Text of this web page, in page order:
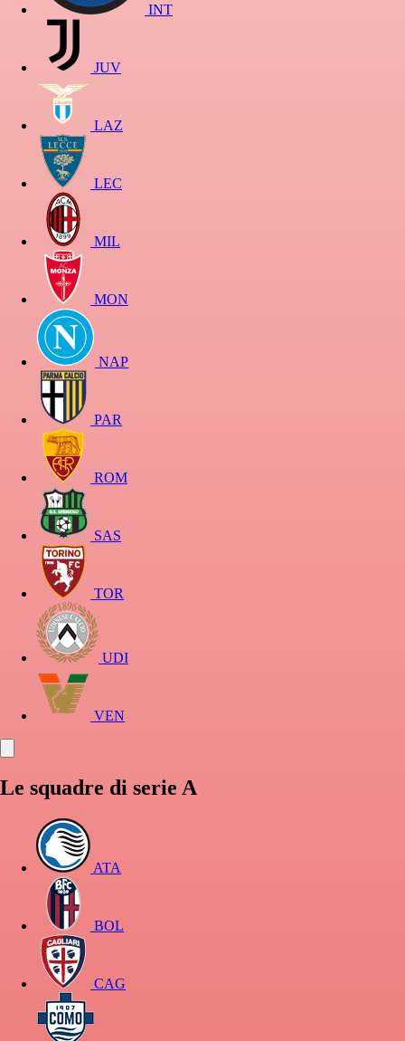
INT
JUV
LAZ
LEC
MIL
MON
NAP
PAR
ROM
SAS
TOR
UDI
VEN
Le squadre di serie A
ATA
BOL
CAG